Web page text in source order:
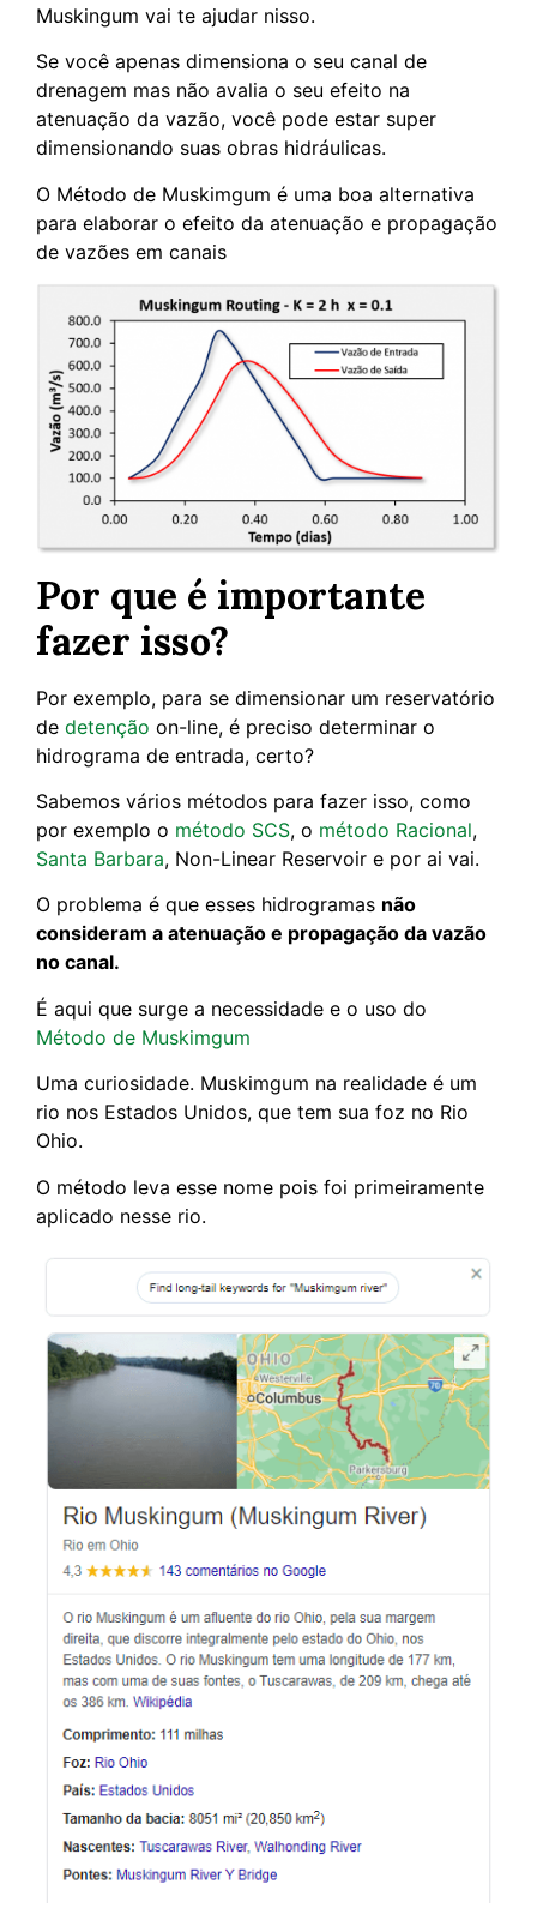
Muskingum vai te ajudar nisso.
Se você apenas dimensiona o seu canal de
drenagem mas não avalia o seu efeito na
atenuação da vazão, você pode estar super
dimensionando suas obras hidráulicas.
O Método de Muskimgum é uma boa alternativa
para elaborar o efeito da atenuação e propagação
de vazões em canais
Por que é importante
fazer isso?
Por exemplo, para se dimensionar um reservatório
de detenção on-line, é preciso determinar o
hidrograma de entrada, certo?
Sabemos vários métodos para fazer isso, como
por exemplo o método SCS, o método Racional,
Santa Barbara, Non-Linear Reservoir e por ai vai.
O problema é que esses hidrogramas não
consideram a atenuação e propagação da vazão
no canal.
É aqui que surge a necessidade e o uso do
Método de Muskimgum
Uma curiosidade. Muskimgum na realidade é um
rio nos Estados Unidos, que tem sua foz no Rio
Ohio.
O método leva esse nome pois foi primeiramente
aplicado nesse rio.